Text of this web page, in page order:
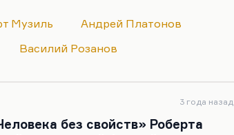
поздно – кстати, по личной
о какой-то книге, и он сказал:
Музиль
Андрей Платонов
Василий Розанов
3 года назад
без свойств» Роберта